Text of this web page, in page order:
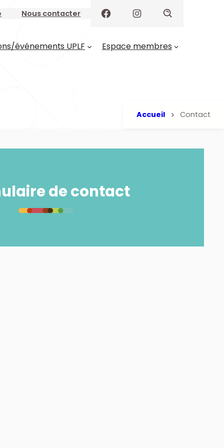
Nous contacter
événements UPLF Espace membres
Accueil Contact
de contact